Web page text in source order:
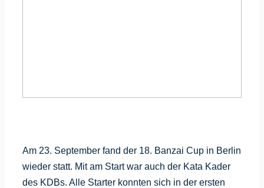
Am 23. September fand der 18. Banzai Cup in Berlin
wieder statt. Mit am Start war auch der Kata Kader
des KDBs. Alle Starter konnten sich in der ersten